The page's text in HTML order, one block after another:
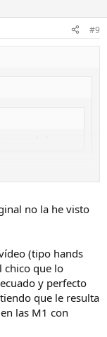
#9
la mas grande y
la m1 mark ii
m1 que es un poco
no la he visto
(tipo hands
chico que lo
y perfecto
que le resulta
las M1 con